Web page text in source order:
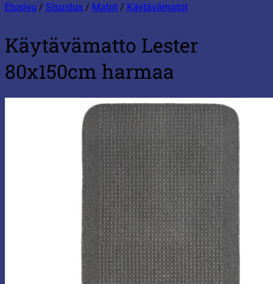
Etusivu / Sisustus / Matot / Käytävämatot
Käytävämatto Lester
80x150cm harmaa